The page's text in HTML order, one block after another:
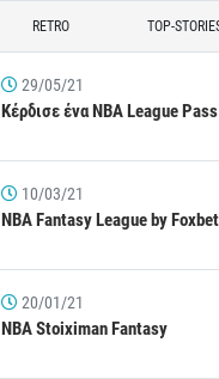
RETRO TOP-
29/05/21
Κέρδισε ένα NBA League Pass
10/03/21
NBA Fantasy League by Foxbet
20/01/21
NBA Stoiximan Fantasy